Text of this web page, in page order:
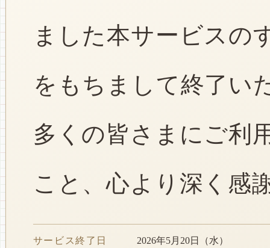
ました本サービスの
をもちまして終了い
多くの皆さまにご利
こと、心より深く感
サービス終了日 2026年5月20日（水）